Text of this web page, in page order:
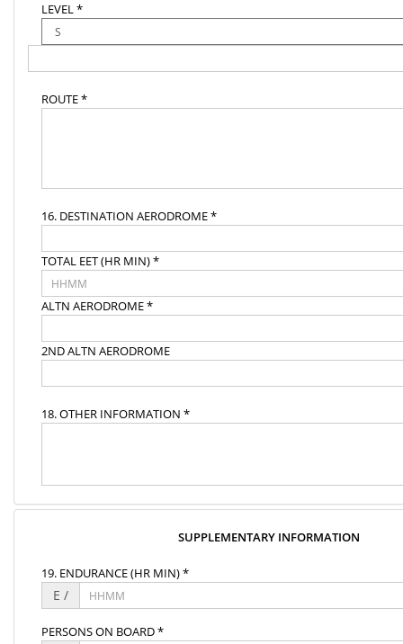
LEVEL *
ROUTE *
16. DESTINATION AERODROME *
TOTAL EET (HR MIN) *
ALTN AERODROME *
2ND ALTN AERODROME
18. OTHER INFORMATION *
SUPPLEMENTARY INFORMATION
19. ENDURANCE (HR MIN) *
E /
PERSONS ON BOARD *